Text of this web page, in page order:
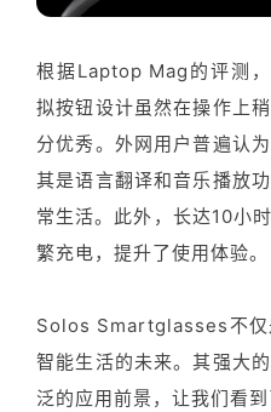
根据Laptop Mag的评测
拟按钮设计虽然在操作上
分优秀。外网用户普遍认
其是语言翻译和音乐播放
常生活。此外，长达10小
繁充电，提升了使用体验。
Solos Smartglasses不仅
智能生活的未来。其强大
泛的应用前景，让我们看